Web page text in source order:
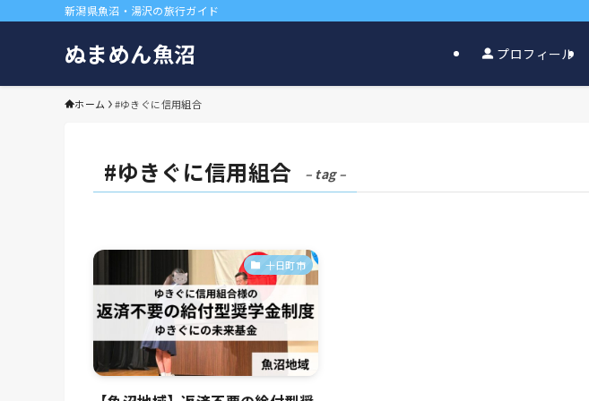
新潟県魚沼・湯沢の旅行ガイド
ぬまめん魚沼 プロフィール
ホーム #ゆきぐに信用組合
#ゆきぐに信用組合 – tag –
十日町市